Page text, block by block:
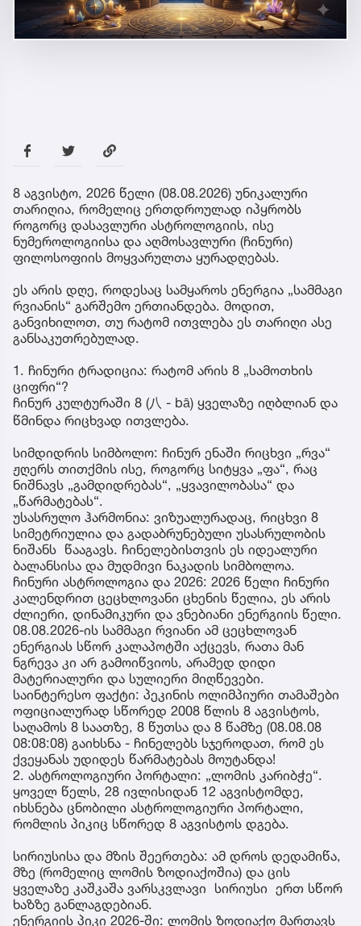
8 აგვისტო, 2026 წელი (08.08.2026) უნიკალური
თარიღია, რომელიც ერთდროულად იპყრობს
როგორც დასავლური ასტროლოგიის, ისე
ნუმეროლოგიისა და აღმოსავლური (ჩინური)
ფილოსოფიის მოყვარულთა ყურადღებას.
ეს არის დღე, როდესაც სამყაროს ენერგია „სამმაგი
რვიანის“ გარშემო ერთიანდება. მოდით,
განვიხილოთ, თუ რატომ ითვლება ეს თარიღი ასე
განსაკუთრებულად.
1. ჩინური ტრადიცია: რატომ არის 8 „სამოთხის
ციფრი“?
ჩინურ კულტურაში 8 (八 - bā) ყველაზე იღბლიან და
წმინდა რიცხვად ითვლება.
სიმდიდრის სიმბოლო: ჩინურ ენაში რიცხვი „რვა“
ჟღერს თითქმის ისე, როგორც სიტყვა „ფა“, რაც
ნიშნავს „გამდიდრებას“, „ყვავილობასა“ და
„წარმატებას“.
უსასრულო ჰარმონია: ვიზუალურადაც, რიცხვი 8
სიმეტრიულია და გადაბრუნებული უსასრულობის
ნიშანს წააგავს. ჩინელებისთვის ეს იდეალური
ბალანსისა და მუდმივი ნაკადის სიმბოლოა.
ჩინური ასტროლოგია და 2026: 2026 წელი ჩინური
კალენდრით ცეცხლოვანი ცხენის წელია, ეს არის
ძლიერი, დინამიკური და ვნებიანი ენერგიის წელი.
08.08.2026-ის სამმაგი რვიანი ამ ცეცხლოვან
ენერგიას სწორ კალაპოტში აქცევს, რათა მან
ნგრევა კი არ გამოიწვიოს, არამედ დიდი
მატერიალური და სულიერი მიღწევები.
საინტერესო ფაქტი: პეკინის ოლიმპიური თამაშები
ოფიციალურად სწორედ 2008 წლის 8 აგვისტოს,
საღამოს 8 საათზე, 8 წუთსა და 8 წამზე (08.08.08
08:08:08) გაიხსნა - ჩინელებს სჯეროდათ, რომ ეს
ქვეყანას უდიდეს წარმატებას მოუტანდა!
2. ასტროლოგიური პორტალი: „ლომის კარიბჭე“.
ყოველ წელს, 28 ივლისიდან 12 აგვისტომდე,
იხსნება ცნობილი ასტროლოგიური პორტალი,
რომლის პიკიც სწორედ 8 აგვისტოს დგება.
სირიუსისა და მზის შეერთება: ამ დროს დედამიწა,
მზე (რომელიც ლომის ზოდიაქოშია) და ცის
ყველაზე კაშკაშა ვარსკვლავი სირიუსი ერთ სწორ
ხაზზე განლაგდებიან.
ენერგიის პიკი 2026-ში: ლომის ზოდიაქო მართავს